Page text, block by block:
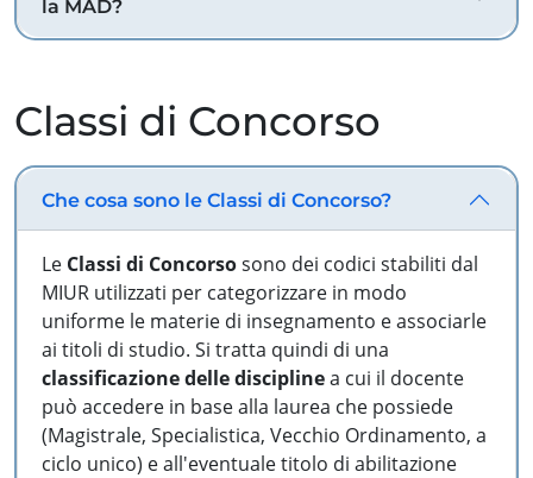
la MAD?
Classi di Concorso
Che cosa sono le Classi di Concorso?
Le Classi di Concorsosono dei codici stabiliti dal
MIUR utilizzati per categorizzare in modo
uniforme le materie di insegnamento e associarle
ai titoli di studio. Si tratta quindi di una
classificazione delle disciplinea cui il docente
può accedere in base alla laurea che possiede
(Magistrale, Specialistica, Vecchio Ordinamento, a
ciclo unico) e all'eventuale titolo di abilitazione